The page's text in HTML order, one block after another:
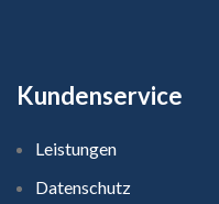
Kundenservice
Leistungen
Datenschutz